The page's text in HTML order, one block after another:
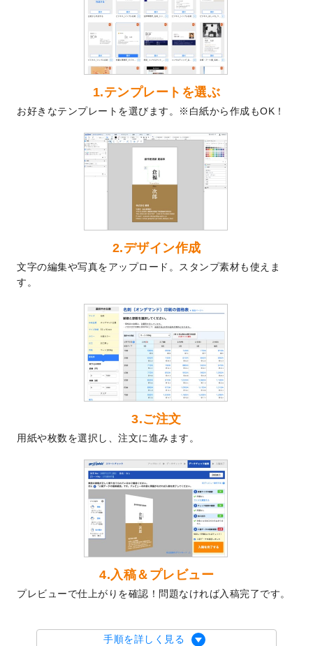
を公開いたしました。
喪中はがきのデザインテンプレート
いたしました。
2025年版1月始まりのカレンダーデザイン
テンプレート
を公開いたしました。
なりました！
プラスチックカードのデザインテンプレー
トを追加しました。
回数券のデザインテンプレート
した。
暑中見舞いのデザインテンプレート
しました。
メッセージカードのデザインテンプレート
を追加しました。
2024/6/14
エコノミータイプののぼりが作成できるよ
うになりました！
【新商品】のぼり
が作成できるようになり
ました！
DMのデザインテンプレートを追加しまし
た。
【新商品】ステッカー
なりました！
2024年版4月始まりのカレンダーデザイン
テンプレートを公開いたしました。
2024年辰年の年賀ポスターデザインテンプ
レート
を公開いたしました。
箔押し年賀状のデザインテンプレート
開いたしました。
クリアファイル、封筒、うちわにてオリジ
ナルデザインで作成できるようになりまし
た！
を公開いたしました。
1.テンプレートを選ぶ
お好きなテンプレートを選びます。※白紙から作成もOK！
2.デザイン作成
文字の編集や写真をアップロード。スタンプ素材も使えま
す。
3.ご注文
用紙や枚数を選択し、注文に進みます。
4.入稿＆プレビュー
プレビューで仕上がりを確認！問題なければ入稿完了です。
手順を詳しく見る